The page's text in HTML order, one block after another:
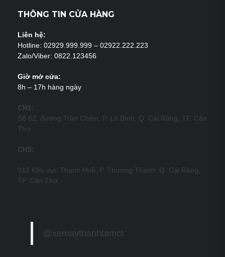
THÔNG TIN CỬA HÀNG
Liên hệ:
Hotline: 02929.999.999 – 02922.222.223
Zalo/Viber: 0822.123456
Giờ mở cửa:
8h – 17h hàng ngày
CH1:
Số 82, đường Trần Chiên, P. Lê Bình, Q. Cái Răng, TP. Cần
Thơ
CH3:
012 Khu vực Thạnh Huề, P. Thường Thạnh, Q. Cái Răng,
TP. Cần Thơ
@xemaythanhtamct